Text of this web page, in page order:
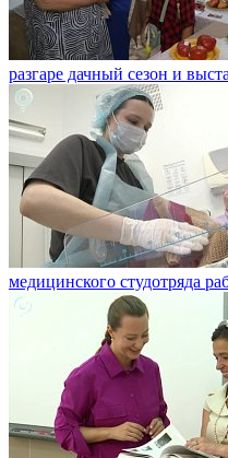
разгаре дачный сезон и
медицинского студотряда